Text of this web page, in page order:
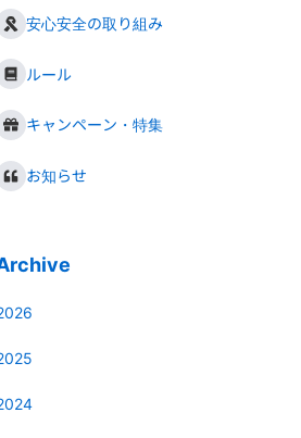
安心安全の取り組み
ルール
キャンペーン・特集
お知らせ